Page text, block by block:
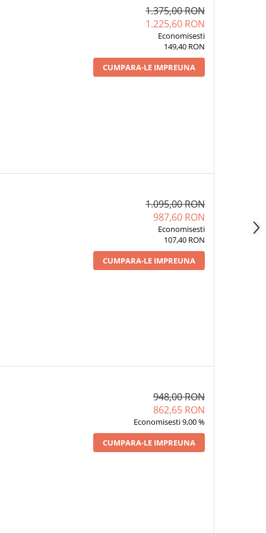
1.375,00 RON
1.225,60 RON
Economisesti
149,40 RON
CUMPARA-LE IMPREUNA
1.095,00 RON
987,60 RON
Economisesti
107,40 RON
CUMPARA-LE IMPREUNA
948,00 RON
862,65 RON
Economisesti 9,00 %
CUMPARA-LE IMPREUNA